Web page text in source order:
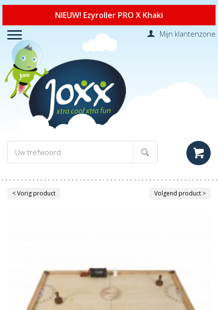
NIEUW! Ezyroller PRO X Khaki
Mijn klantenzone
< Vorig product Volgend product >